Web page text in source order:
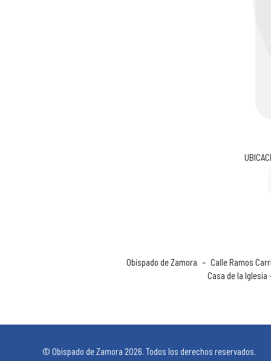
Obispado de Zamora – Calle Ramos
Casa de la Iglesia
© Obispado de Zamora 2026. Todos los derechos reservados.